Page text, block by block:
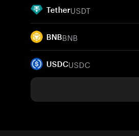
TetherUSDT
BNBBNB
USDCUSDC